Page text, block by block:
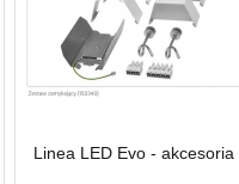
Linea LED Evo - akcesoria